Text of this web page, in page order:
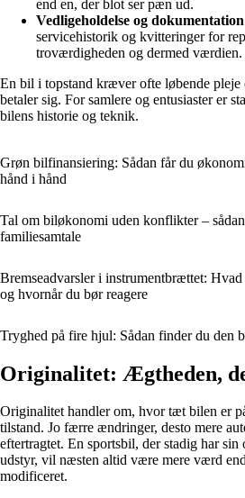
end en, der blot ser pæn ud.
Vedligeholdelse og dokumentation
servicehistorik og kvitteringer for
troværdigheden og dermed værdien.
En bil i topstand kræver ofte løbende pleje
betaler sig. For samlere og entusiaster er
bilens historie og teknik.
Grøn bilfinansiering: Sådan får du
hånd i hånd
Tal om biløkonomi uden konflikter –
familiesamtale
Bremseadvarsler i instrumentbrættet: Hvad
og hvornår du bør reagere
Tryghed på fire hjul: Sådan finder du den
Originalitet: Ægtheden,
Originalitet handler om, hvor tæt bilen er
tilstand. Jo færre ændringer, desto mere
eftertragtet. En sportsbil, der stadig har
udstyr, vil næsten altid være mere værd
modificeret.